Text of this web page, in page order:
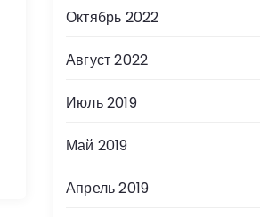
Октябрь 2022
Август 2022
Июль 2019
Май 2019
Апрель 2019